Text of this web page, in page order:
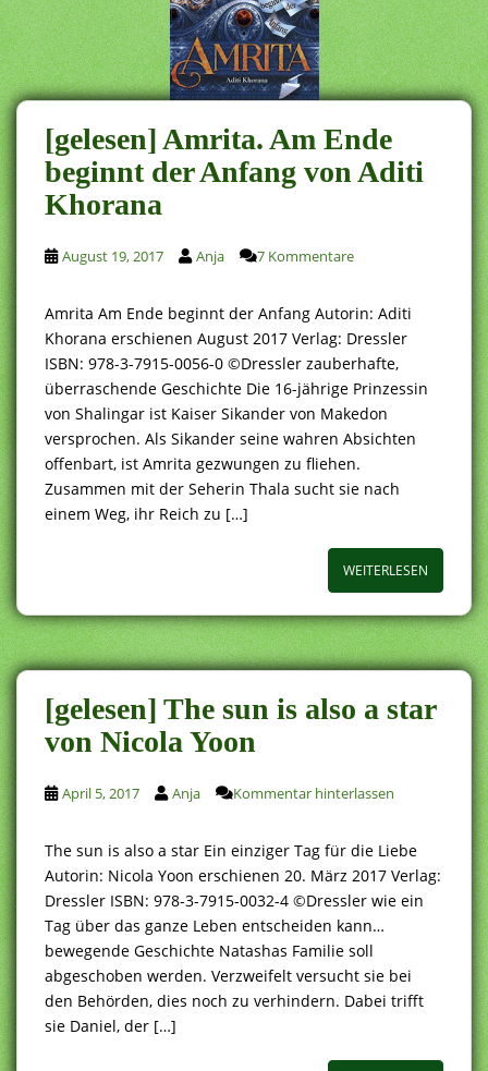
[gelesen] Amrita. Am Ende
beginnt der Anfang von Aditi
Khorana
August 19, 2017 Anja 7 Kommentare
Amrita Am Ende beginnt der Anfang Autorin: Aditi
Khorana erschienen August 2017 Verlag: Dressler
ISBN: 978-3-7915-0056-0 ©Dressler zauberhafte,
überraschende Geschichte Die 16-jährige Prinzessin
von Shalingar ist Kaiser Sikander von Makedon
versprochen. Als Sikander seine wahren Absichten
offenbart, ist Amrita gezwungen zu fliehen.
Zusammen mit der Seherin Thala sucht sie nach
einem Weg, ihr Reich zu […]
WEITERLESEN
[gelesen] The sun is also a star
von Nicola Yoon
April 5, 2017 Anja Kommentar hinterlassen
The sun is also a star Ein einziger Tag für die Liebe
Autorin: Nicola Yoon erschienen 20. März 2017 Verlag:
Dressler ISBN: 978-3-7915-0032-4 ©Dressler wie ein
Tag über das ganze Leben entscheiden kann…
bewegende Geschichte Natashas Familie soll
abgeschoben werden. Verzweifelt versucht sie bei
den Behörden, dies noch zu verhindern. Dabei trifft
sie Daniel, der […]